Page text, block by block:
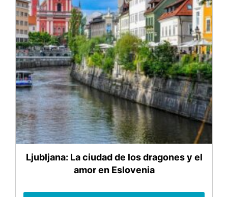
Ljubljana: La ciudad de los dragones y el
amor en Eslovenia